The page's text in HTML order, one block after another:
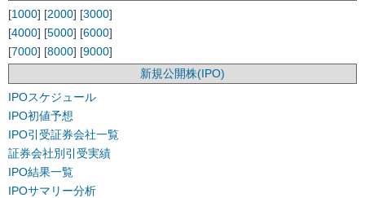
[1000] [2000] [3000]
[4000] [5000] [6000]
[7000] [8000] [9000]
新規公開株(IPO)
IPOスケジュール
IPO初値予想
IPO引受証券会社一覧
証券会社別引受実績
IPO結果一覧
IPOサマリー分析